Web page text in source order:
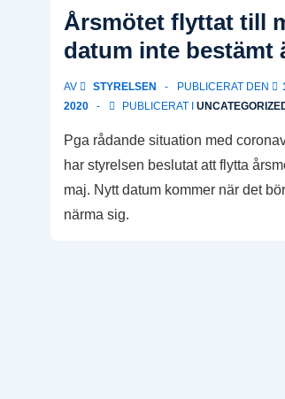
pushed
to
2021
due
to
the
current
Corona
Situation
Årsmötet flyttat till
datum inte bestämt
AV STYRELSEN PUBLICERAT DEN
2020
PUBLICERAT I
Pga rådande situation med
har styrelsen beslutat att flytta
maj. Nytt datum kommer när det
närma sig.